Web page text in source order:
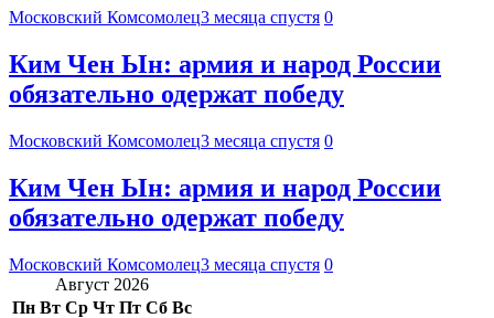
Московский Комсомолец3 месяца спустя 0
Ким Чен Ын: армия и народ России
обязательно одержат победу
Московский Комсомолец3 месяца спустя 0
Ким Чен Ын: армия и народ России
обязательно одержат победу
Московский Комсомолец3 месяца спустя 0
Август 2026
Пн Вт Ср Чт Пт Сб Вс